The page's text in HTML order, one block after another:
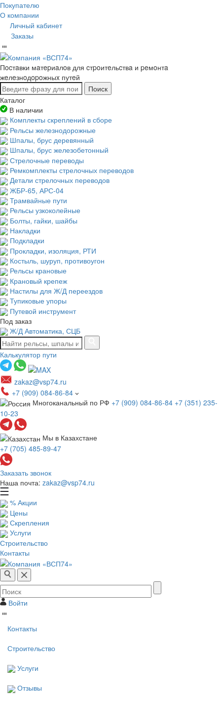
Покупателю
О компании
Личный кабинет
Заказы
Пocтaвки мaтepиaлoв для cтpoитeльcтвa и peмoнтa
жeлeзнoдopoжныx путeй
Поиск
Каталог
В наличии
Комплекты скреплений в сборе
Рельсы железнодорожные
Шпалы, брус деревянный
Шпалы, брус железобетонный
Стрелочные переводы
Ремкомплекты стрелочных переводов
Детали стрелочных переводов
ЖБР-65, АРС-04
Трамвайные пути
Рельсы узкоколейные
Болты, гайки, шайбы
Накладки
Подкладки
Прокладки, изоляция, РТИ
Костыль, шуруп, противоугон
Рельсы крановые
Крановый крепеж
Настилы для Ж/Д переездов
Тупиковые упоры
Путевой инструмент
Под заказ
Ж/Д Автоматика, СЦБ
Калькулятор пути
zakaz@vsp74.ru
+7 (909) 084-86-84
Многоканальный по РФ +7 (909) 084-86-84 +7 (351) 235-
10-23
Мы в Казахстане
+7 (705) 485-89-47
Заказать звонок
Наша почта: zakaz@vsp74.ru
% Акции
Цены
Скрепления
Услуги
Строительство
Контакты
Войти
Контакты
Строительство
Услуги
Отзывы